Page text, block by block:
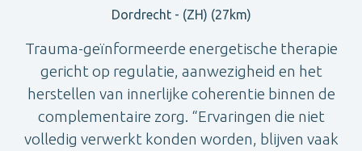
Dordrecht - (ZH) (27km)
Trauma-geïnformeerde energetische therapie
gericht op regulatie, aanwezigheid en het
herstellen van innerlijke coherentie binnen de
complementaire zorg. “Ervaringen die niet
volledig verwerkt konden worden, blijven vaak